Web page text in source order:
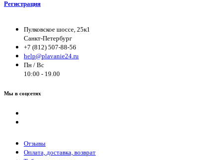
Регистрация
Пулковское шоссе, 25к1
Санкт-Петербург
+7 (812) 507-88-56
help@plavanie24.ru
Пн / Вс
10:00 - 19.00
Мы в соцсетях
Отзывы
Оплата, доставка, возврат